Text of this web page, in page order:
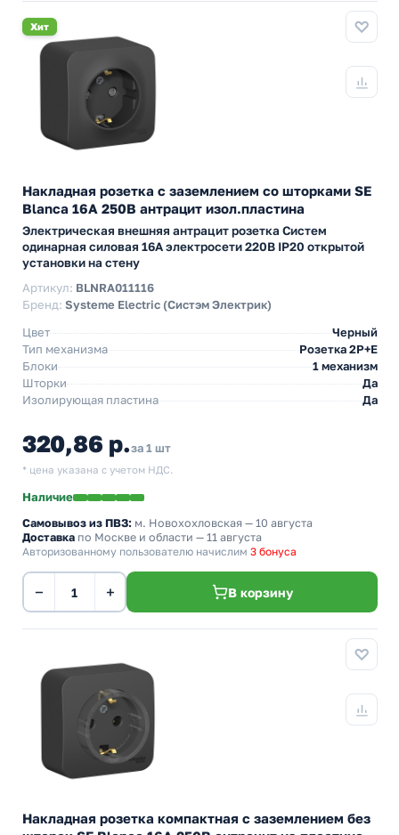
Хит
Накладная розетка с заземлением со шторками SE
Blanca 16А 250В антрацит изол.пластина
Электрическая внешняя антрацит розетка Систем
одинарная силовая 16А электросети 220В IP20 открытой
установки на стену
Артикул: BLNRA011116
Бренд: Systeme Electric (Систэм Электрик)
Цвет
Черный
Тип механизма
Розетка 2Р+Е
Блоки
1 механизм
Шторки
Да
Изолирующая пластина
Да
320,86 р.за 1 шт
* цена указана с учетом НДС.
Наличие
Самовывоз из ПВЗ: м. Новохохловская — 10 августа
Доставка по Москве и области — 11 августа
Авторизованному пользователю начислим 3 бонуса
− + В корзину
Накладная розетка компактная с заземлением без